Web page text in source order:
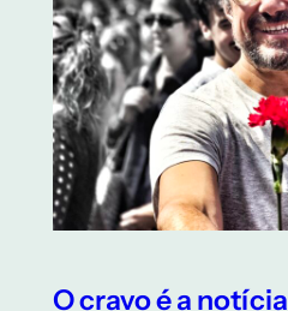
O cravo é a notícia